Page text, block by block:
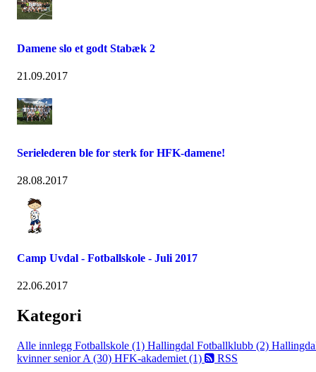
Damene slo et godt Stabæk 2
21.09.2017
Serielederen ble for sterk for HFK-damene!
28.08.2017
Camp Uvdal - Fotballskole - Juli 2017
22.06.2017
Kategori
Alle innlegg Fotballskole (1) Hallingdal Fotballklubb (2)
kvinner senior A (30) HFK-akademiet (1) RSS